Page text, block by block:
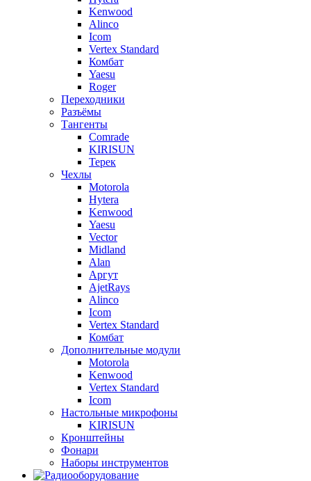
Kenwood
Alinco
Icom
Vertex Standard
Комбат
Yaesu
Roger
Переходники
Разъёмы
Тангенты
Comrade
KIRISUN
Терек
Чехлы
Motorola
Hytera
Kenwood
Yaesu
Vector
Midland
Alan
Аргут
AjetRays
Alinco
Icom
Vertex Standard
Комбат
Дополнительные модули
Motorola
Kenwood
Vertex Standard
Icom
Настольные микрофоны
KIRISUN
Кронштейны
Фонари
Наборы инструментов